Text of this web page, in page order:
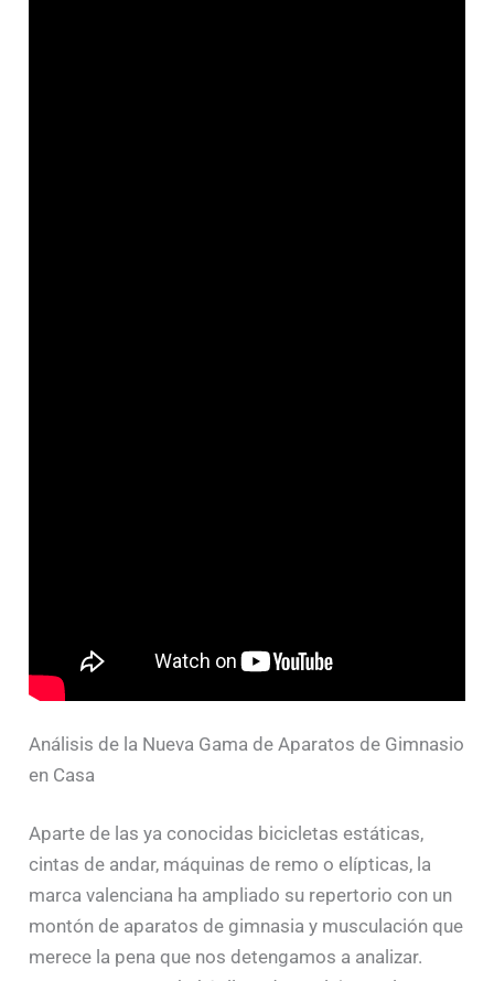
Análisis de la Nueva Gama de Aparatos de Gimnasio
en Casa
Aparte de las ya conocidas bicicletas estáticas,
cintas de andar, máquinas de remo o elípticas, la
marca valenciana ha ampliado su repertorio con un
montón de aparatos de gimnasia y musculación que
merece la pena que nos detengamos a analizar.